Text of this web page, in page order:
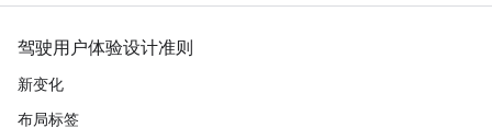
驾驶用户体验设计准则
新变化
布局标签